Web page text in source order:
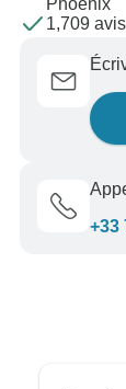
Phoenix
1,709
+33